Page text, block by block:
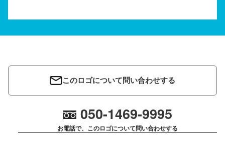
このロゴについて問い合わせする
050-1469-9995
お電話で、このロゴについて問い合わせする